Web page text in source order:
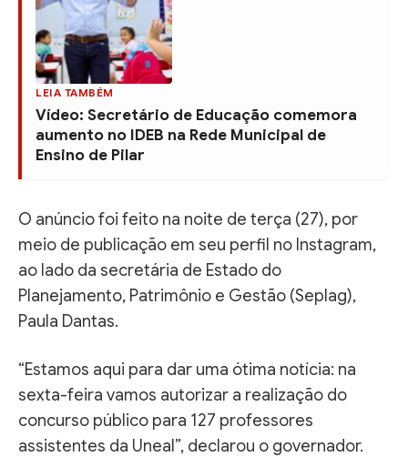
LEIA TAMBÉM
Vídeo: Secretário de Educação comemora
aumento no IDEB na Rede Municipal de
Ensino de Pilar
O anúncio foi feito na noite de terça (27), por
meio de publicação em seu perfil no Instagram,
ao lado da secretária de Estado do
Planejamento, Patrimônio e Gestão (Seplag),
Paula Dantas.
“Estamos aqui para dar uma ótima notícia: na
sexta-feira vamos autorizar a realização do
concurso público para 127 professores
assistentes da Uneal”, declarou o governador.